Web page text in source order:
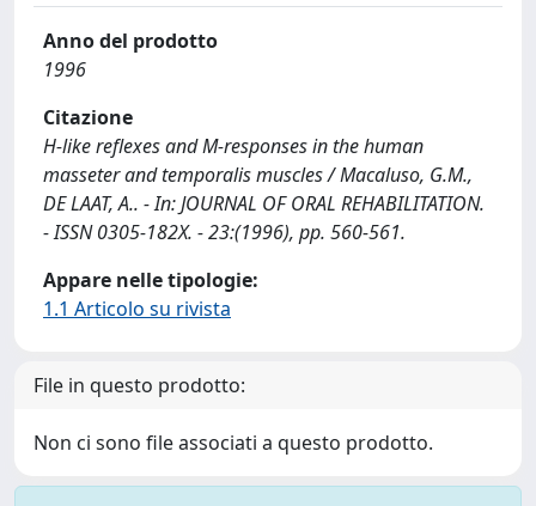
Anno del prodotto
1996
Citazione
H-like reflexes and M-responses in the human
masseter and temporalis muscles / Macaluso, G.M.,
DE LAAT, A.. - In: JOURNAL OF ORAL REHABILITATION.
- ISSN 0305-182X. - 23:(1996), pp. 560-561.
Appare nelle tipologie:
1.1 Articolo su rivista
File in questo prodotto:
Non ci sono file associati a questo prodotto.